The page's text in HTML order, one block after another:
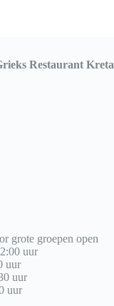
Restaurant Kreta
grote groepen open
uur
uur
uur
uur